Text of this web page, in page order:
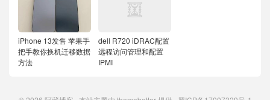
iPhone 13发售 苹果手
把手教你换机迁移数据
方法
dell R720 iDRAC配置
远程访问管理和配置
IPMI